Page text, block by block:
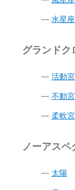
水星座
グランドク
活動宮
不動宮
柔軟宮
ノーアスペ
太陽